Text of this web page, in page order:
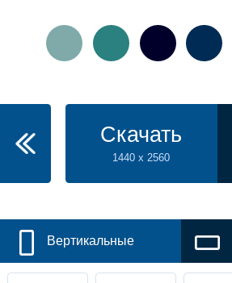
Скачать
1440 x 2560
Вертикальные